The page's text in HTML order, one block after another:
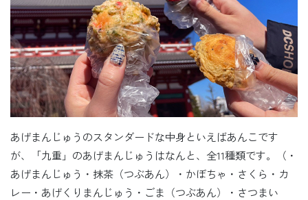
あげまんじゅうのスタンダードな中身といえばあんこです
が、「九重」のあげまんじゅうはなんと、全11種類です。（・
あげまんじゅう・抹茶（つぶあん）・かぼちゃ・さくら・カ
レー・あげくりまんじゅう・ごま（つぶあん）・さつまい